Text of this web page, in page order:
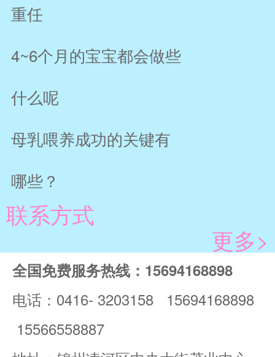
重任
4~6个月的宝宝都会做些
什么呢
母乳喂养成功的关键有
哪些？
联系方式
更多>
全国免费服务热线：15694168898
电话：0416- 3203158 15694168898
15566558887